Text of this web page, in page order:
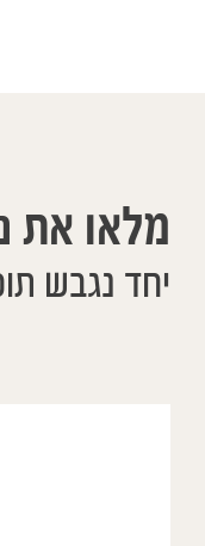
מלאו את
יחד נגבש